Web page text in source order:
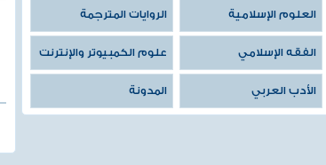
العلوم الإسلامية الروايات المترجمة
الفقه الإسلامي علوم الكمبيوتر والإنترنت
الأدب العربي المدونة